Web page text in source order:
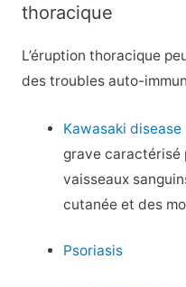
thoracique
L’éruption thoracique
des troubles auto-
Kawasaki disease
grave caractérisé
vaisseaux
cutanée et des
Psoriasis